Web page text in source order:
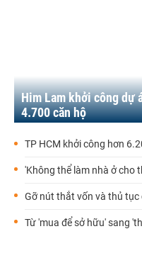
Him Lam khởi công dự
4.700 căn hộ
TP HCM khởi công hơn
'Không thể làm nhà ở cho
Gỡ nút thắt vốn và thủ tục
Từ 'mua để sở hữu' sang